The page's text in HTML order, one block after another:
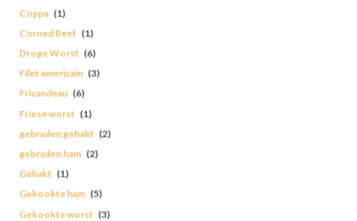
Coppa (1)
Corned Beef (1)
Droge Worst (6)
Filet americain (3)
Fricandeau (6)
Friese worst (1)
gebraden gehakt (2)
gebraden ham (2)
Gehakt (1)
Gekookte ham (5)
Gekookte worst (3)